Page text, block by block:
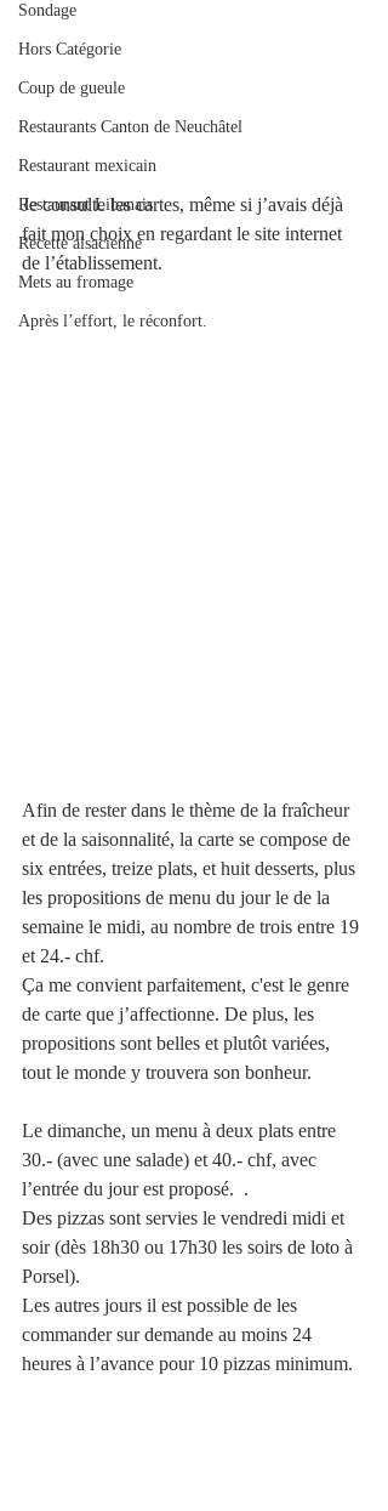
Sondage
Hors Catégorie
Coup de gueule
Restaurants Canton de Neuchâtel
Restaurant mexicain
Restaurant Libanais
Recette alsacienne
Mets au fromage
Après l’effort, le réconfort.
Je consulte les cartes, même si j’avais déjà
fait mon choix en regardant le site internet
de l’établissement.
Afin de rester dans le thème de la fraîcheur
et de la saisonnalité, la carte se compose de
six entrées, treize plats, et huit desserts, plus
les propositions de menu du jour le de la
semaine le midi, au nombre de trois entre 19
et 24.- chf.
Ça me convient parfaitement, c'est le genre
de carte que j’affectionne. De plus, les
propositions sont belles et plutôt variées,
tout le monde y trouvera son bonheur.
Le dimanche, un menu à deux plats entre
30.- (avec une salade) et 40.- chf, avec
l’entrée du jour est proposé.  .
Des pizzas sont servies le vendredi midi et
soir (dès 18h30 ou 17h30 les soirs de loto à
Porsel).
Les autres jours il est possible de les
commander sur demande au moins 24
heures à l’avance pour 10 pizzas minimum.